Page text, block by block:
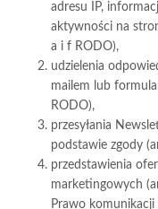
adresu IP,
aktywności na
a i f RODO),
udzielenia
mailem lub
RODO),
przesyłania
podstawie zgody
przedstawienia
marketingowych
Prawo komunikacji